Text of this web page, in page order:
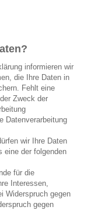
informieren wir
die Ihre Daten in
Fehlt eine
Zweck der
Datenverarbeitung
wir Ihre Daten
eine der folgenden
für die
Interessen,
Widerspruch gegen
gegen